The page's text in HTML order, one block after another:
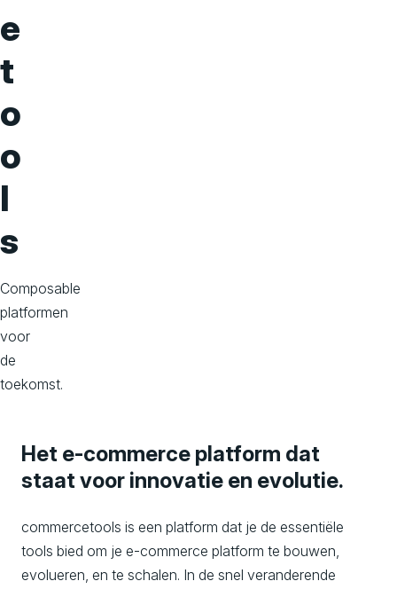
e
t
o
o
l
s
Composable
platformen
voor
de
toekomst.
Het e-commerce platform dat
staat voor innovatie en evolutie.
commercetools is een platform dat je de essentiële
tools bied om je e-commerce platform te bouwen,
evolueren, en te schalen. In de snel veranderende